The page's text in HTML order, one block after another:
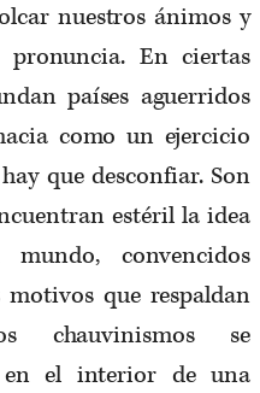
nuestros ánimos y
En ciertas
países aguerridos
como un ejercicio
que desconfiar. Son
estéril la idea
convencidos
que respaldan
chauvinismos se
en el interior de una